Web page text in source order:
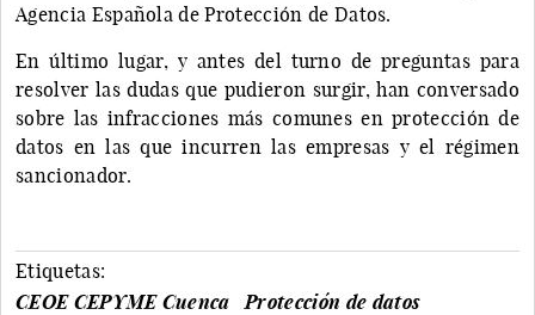
Agencia Española de Protección de Datos.
En último lugar, y antes del turno de preguntas para
resolver las dudas que pudieron surgir, han conversado
sobre las infracciones más comunes en protección de
datos en las que incurren las empresas y el régimen
sancionador.
Etiquetas:
CEOE CEPYME Cuenca
Protección de datos